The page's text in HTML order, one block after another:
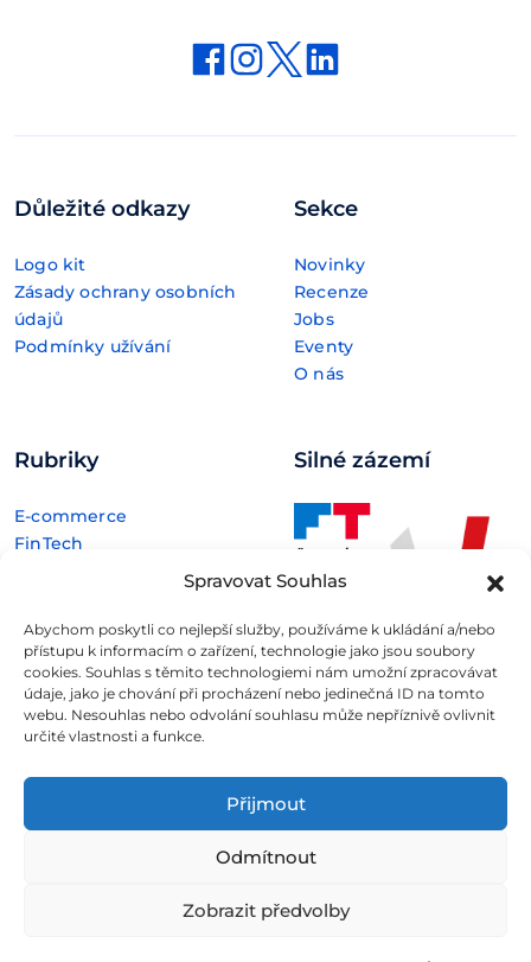
Spravovat Souhlas
Abychom poskytli co nejlepší služby, používáme k ukládání a/nebo
přístupu k informacím o zařízení, technologie jako jsou soubory
cookies. Souhlas s těmito technologiemi nám umožní zpracovávat
údaje, jako je chování při procházení nebo jedinečná ID na tomto
webu. Nesouhlas nebo odvolání souhlasu může nepříznivě ovlivnit
určité vlastnosti a funkce.
Přijmout
Odmítnout
Zobrazit předvolby
Důležité odkazy
Logo kit
Zásady ochrany osobních
údajů
Podmínky užívání
Sekce
Novinky
Recenze
Jobs
Eventy
O nás
Rubriky
E-commerce
FinTech
Technologie
Silné zázemí
602 00 Brno
jsou určeny výhradně ke studijním
a informativním účelům a neslouží v žádném případě coby
konkrétní investiční doporučení.
Více informací naleznete